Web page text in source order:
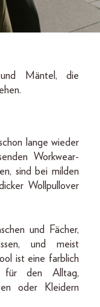
Mäntel, die
lange wieder
Workwear-
sind bei milden
Wollpullover
und Fächer,
und meist
ist eine farblich
für den Alltag,
oder Kleidern